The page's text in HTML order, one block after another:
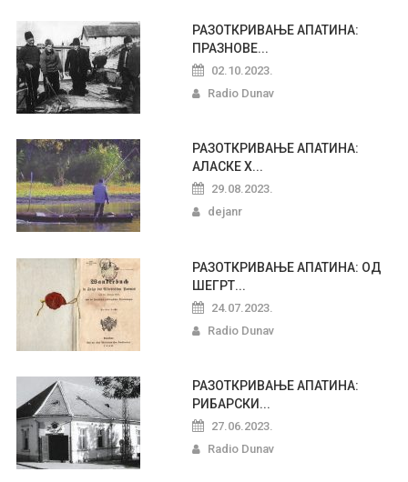
РАЗОТКРИВАЊЕ АПАТИНА:
ПРАЗНОВЕ...
02.10.2023.
Radio Dunav
РАЗОТКРИВАЊЕ АПАТИНА:
АЛАСКЕ Х...
29.08.2023.
dejanr
РАЗОТКРИВАЊЕ АПАТИНА: ОД
ШЕГРТ...
24.07.2023.
Radio Dunav
РАЗОТКРИВАЊЕ АПАТИНА:
РИБАРСКИ...
27.06.2023.
Radio Dunav